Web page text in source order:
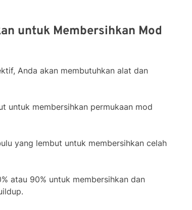
untuk Membersihkan Mod
Anda akan membutuhkan alat dan
untuk membersihkan permukaan mod
yang lembut untuk membersihkan celah
atau 90% untuk membersihkan dan